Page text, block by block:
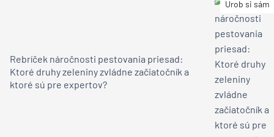
Urob si sám
Rebríček náročnosti pestovania priesad:
Ktoré druhy zeleniny zvládne začiatočník a
ktoré sú pre expertov?